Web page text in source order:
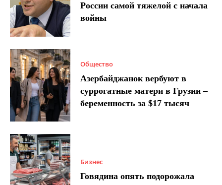
России самой тяжелой с начала
войны
Общество
Азербайджанок вербуют в
суррогатные матери в Грузии –
беременность за $17 тысяч
Бизнес
Говядина опять подорожала